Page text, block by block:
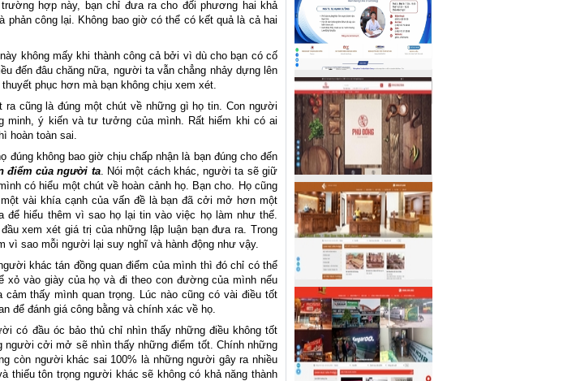
hợp này, bạn chỉ đưa ra cho đối phương hai khả
phản công lại. Không bao giờ có thể có kết quả là cả hai
không mấy khi thành công cả bởi vì dù cho bạn có cố
đến đâu chăng nữa, người ta vẫn chẳng nhảy dựng lên
phục hơn mà bạn không chịu xem xét.
cũng là đúng một chút về những gì họ tin. Con người
minh, ý kiến và tư tưởng của mình. Rất hiếm khi có ai
hoàn toàn sai.
đúng không bao giờ chịu chấp nhận là bạn đúng cho đến
điểm của người ta. Nói một cách khác, người ta sẽ giữ
có hiểu một chút về hoàn cảnh họ. Bạn cho. Họ cũng
vài khía cạnh của vấn đề là bạn đã cởi mở hơn một
để hiểu thêm vì sao họ lại tin vào việc họ làm như thế.
xem xét giá trị của những lập luận bạn đưa ra. Trong
vì sao mỗi người lại suy nghĩ và hành động như vậy.
khác tán đồng quan điểm của mình thì đó chỉ có thể
xỏ vào giày của họ và đi theo con đường của mình nếu
thấy mình quan trọng. Lúc nào cũng có vài điều tốt
để đánh giá công bằng và chính xác về họ.
có đầu óc bảo thủ chỉ nhìn thấy những điều không tốt
người cởi mở sẽ nhìn thấy những điểm tốt. Chính những
còn người khác sai 100% là những người gây ra nhiều
thiếu tôn trọng người khác sẽ không có khả năng thành